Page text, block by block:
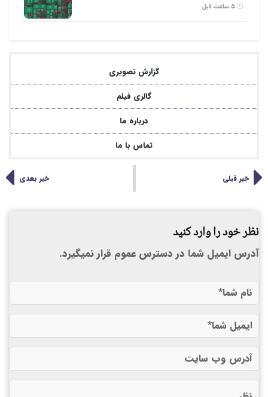
گزارش تصویری
گالری فیلم
درباره ما
تماس با ما
خبر قبلی خبر بعدی
نظر خود را وارد کنید
آدرس ایمیل شما در دسترس عموم قرار نمیگیرد.